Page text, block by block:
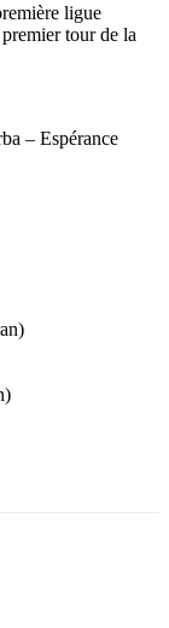
ligue
tour de la
– Espérance